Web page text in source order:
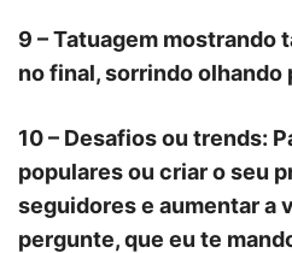
9 – Tatuagem mostrando
no final, sorrindo olhando
10 – Desafios ou trends:
populares ou criar o seu
seguidores e aumentar a
pergunte, que eu te